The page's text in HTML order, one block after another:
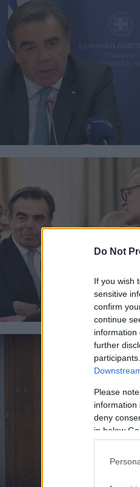
Do Not
If you wish
sensitive
confirm
continue
information
further
Please
information
deny
in below